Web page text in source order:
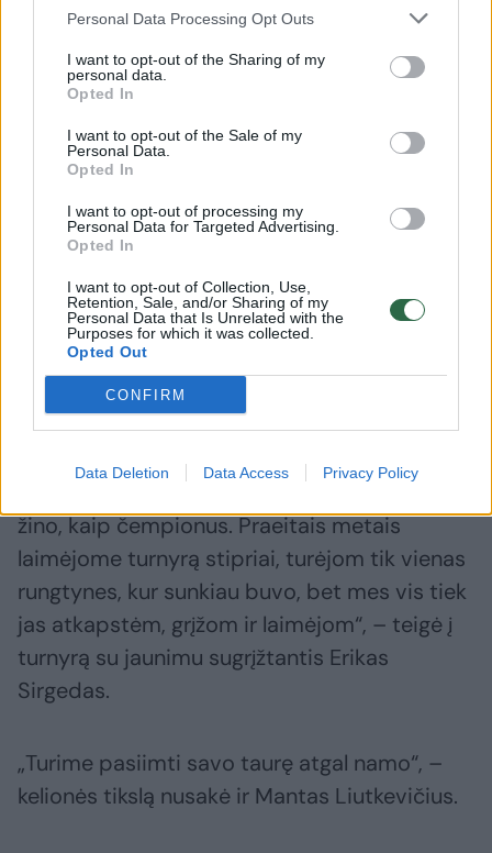
Personal Data Processing Opt Outs
I want to opt-out of the Sharing of my
personal data.
Opted In
I want to opt-out of the Sale of my
Personal Data.
Opted In
I want to opt-out of processing my
Personal Data for Targeted Advertising.
Opted In
I want to opt-out of Collection, Use,
Retention, Sale, and/or Sharing of my
Personal Data that Is Unrelated with the
Purposes for which it was collected.
Opted Out
CONFIRM
Data Deletion Data Access Privacy Policy
Vilniaus komandai šiemet atstovaus: Mantas
Liutkevičius, Kornelijus Snitka, Joris Sinica,
Norutis, Ignas Urbonas, Adomas Pocius,
Gabrielius Bubnys, Matas Deniušas, Vytautas
Meškėla ir Arminas Vilkas. Trenerių štabą
sudaro vyriausiasis treneris Gintaras
Kadžiulis bei asistentas Aistis Pilauskas.
Nors varžovai grupėje – mažai pažįstami,
„Ryto“ jaunimo patirtis ir sugrįžtantys
pagrindiniai žaidėjai žada atkaklią kovą.
žino, kaip čempionus. Praeitais metais
laimėjome turnyrą stipriai, turėjom tik vienas
rungtynes, kur sunkiau buvo, bet mes vis tiek
jas atkapstėm, grįžom ir laimėjom“, – teigė į
turnyrą su jaunimu sugrįžtantis Erikas
Sirgedas.
„Turime pasiimti savo taurę atgal namo“, –
kelionės tikslą nusakė ir Mantas Liutkevičius.